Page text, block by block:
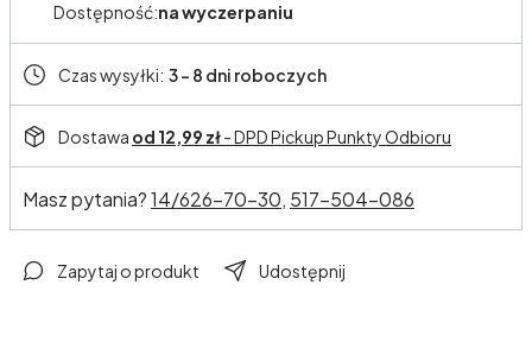
Dostępność:na wyczerpaniu
Czas wysyłki: 3 - 8 dni roboczych
Dostawa od 12,99 zł- DPD Pickup Punkty Odbioru
Masz pytania?14/626-70-30, 517-504-086
Zapytaj o produkt Udostępnij